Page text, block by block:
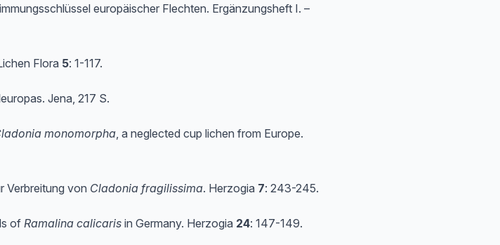
europäischer Flechten. Ergänzungsheft I. –
Flora 5: 1-117.
Jena, 217 S.
monomorpha, a neglected cup lichen from Europe.
Verbreitung von Cladonia fragilissima. Herzogia 7: 243-245.
ofRamalina calicaris in Germany. Herzogia 24: 147-149.